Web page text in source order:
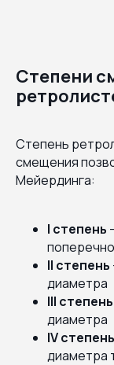
Степени
Степень
смещения
Мейердинга:
I степень
II степень
диаметра
III степень
диаметра
IV степень
диаметра